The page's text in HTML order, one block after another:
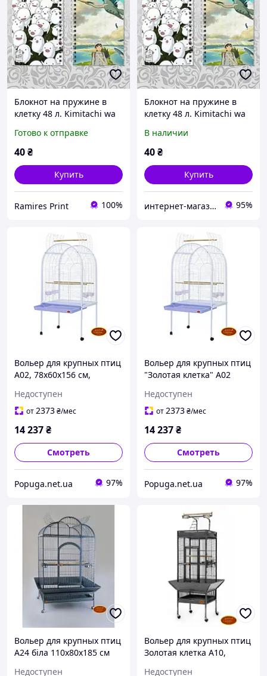
Блокнот на пружине в
клетку 48 л. Kimitachi wa
птица 02
Готово к отправке
40₴
Купить
Ramires Print 100%
Блокнот на пружине в
клетку 48 л. Kimitachi wa
птица 02
В наличии
40₴
Купить
интернет-магазин "Русалочка" 95%
Вольер для крупных птиц
А02, 78х60х156 см,
Недоступен
от2373₴/мес
14 237₴
Смотреть
Popuga.net.ua 97%
Вольер для крупных птиц
"Золотая клетка" А02
Недоступен
от2373₴/мес
14 237₴
Смотреть
Popuga.net.ua 97%
Вольер для крупных птиц
А24 біла 110х80х185 см
Недоступен
Вольер для крупных птиц
Золотая клетка А10,
Недоступен